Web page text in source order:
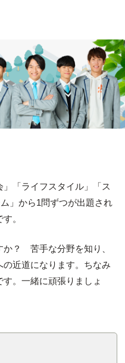
」「ライフスタイル」「ス
」から1問ずつが出題され
。
か？ 苦手な分野を知り、
近道になります。ちなみ
。一緒に頑張りましょ